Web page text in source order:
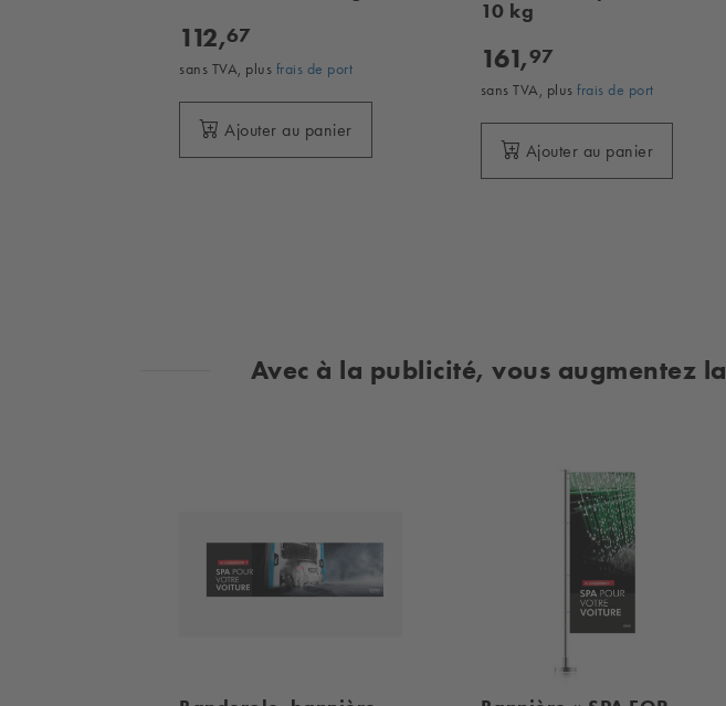
112,67
sans TVA, plus frais de port
Ajouter au panier
10 kg
161,97
sans TVA, plusfrais de port
Ajouter au panier
Avec à la publicité, vous augmentez